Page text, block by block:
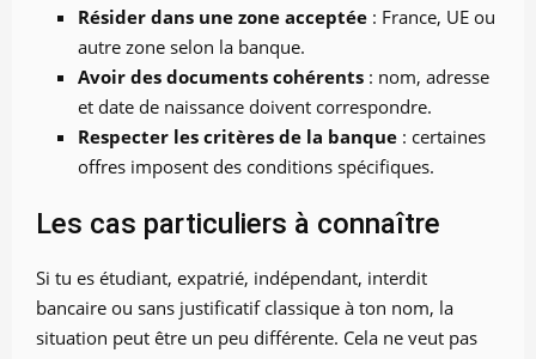
Résider dans une zone acceptée : France, UE ou
autre zone selon la banque.
Avoir des documents cohérents : nom, adresse
et date de naissance doivent correspondre.
Respecter les critères de la banque : certaines
offres imposent des conditions spécifiques.
Les cas particuliers à connaître
Si tu es étudiant, expatrié, indépendant, interdit
bancaire ou sans justificatif classique à ton nom, la
situation peut être un peu différente. Cela ne veut pas